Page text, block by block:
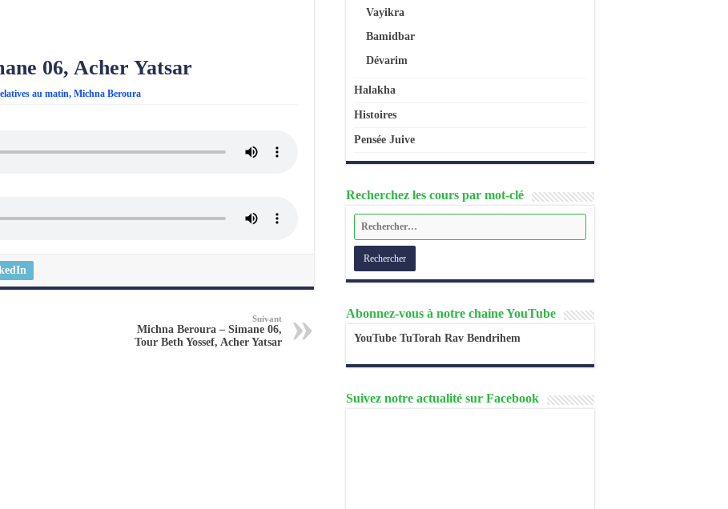
06, Acher Yatsar
au matin, Michna Beroura
Suivant
Michna Beroura – Simane 06,
Tour Beth Yossef, Acher Yatsar
Vayikra
Bamidbar
Dévarim
Halakha
Histoires
Pensée Juive
Recherchez les cours par mot-clé
Abonnez-vous à notre chaine YouTube
YouTube TuTorah Rav Bendrihem
Suivez notre actualité sur Facebook